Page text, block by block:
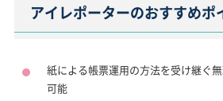
アイレポーターのおすすめポ
紙による帳票運用の方法を受け継ぐ
可能